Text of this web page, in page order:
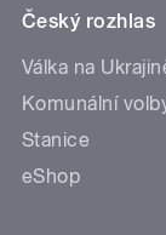
Český rozhlas
Válka na
Komunální
Stanice
eShop